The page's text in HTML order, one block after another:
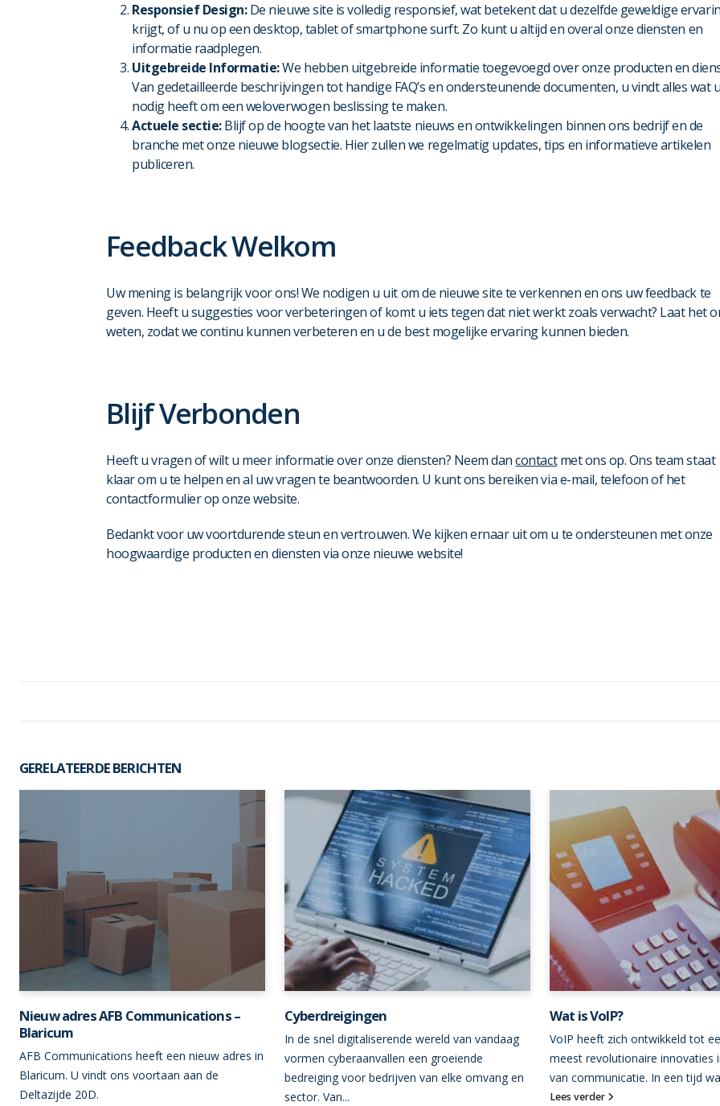
Responsief Design:De nieuwe site is volledig responsief, wat betekent dat u dezelfde geweldige
krijgt, of u nu op een desktop, tablet of smartphone surft. Zo kunt u altijd en overal onze diensten en
informatie raadplegen.
Uitgebreide Informatie:We hebben uitgebreide informatie toegevoegd over onze producten en
Van gedetailleerde beschrijvingen tot handige FAQ’s en ondersteunende documenten, u vindt alles wat
nodig heeft om een weloverwogen beslissing te maken.
Actuele sectie:Blijf op de hoogte van het laatste nieuws en ontwikkelingen binnen ons bedrijf en de
branche met onze nieuwe blogsectie. Hier zullen we regelmatig updates, tips en informatieve artikelen
publiceren.
Feedback Welkom
Uw mening is belangrijk voor ons! We nodigen u uit om de nieuwe site te verkennen en ons uw feedback te
geven. Heeft u suggesties voor verbeteringen of komt u iets tegen dat niet werkt zoals verwacht? Laat het
weten, zodat we continu kunnen verbeteren en u de best mogelijke ervaring kunnen bieden.
Blijf Verbonden
Heeft u vragen of wilt u meer informatie over onze diensten? Neem dancontactmet ons op. Ons team staat
klaar om u te helpen en al uw vragen te beantwoorden. U kunt ons bereiken via e-mail, telefoon of het
contactformulier op onze website.
Bedankt voor uw voortdurende steun en vertrouwen. We kijken ernaar uit om u te ondersteunen met onze
hoogwaardige producten en diensten via onze nieuwe website!
GERELATEERDE BERICHTEN
Nieuw adres AFB Communications –
Blaricum
AFB Communications heeft een nieuw adres in
Blaricum. U vindt ons voortaan aan de
Deltazijde 20D.
Cyberdreigingen
In de snel digitaliserende wereld van vandaag
vormen cyberaanvallen een groeiende
bedreiging voor bedrijven van elke omvang en
sector. Van...
Wat is VoIP?
VoIP heeft zich ontwikkeld tot
meest revolutionaire innovaties
van communicatie. In een tijd
Lees verder